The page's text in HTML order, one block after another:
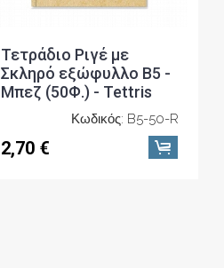
Τετράδιο Ριγέ με
Σκληρό εξώφυλλο Β5 -
Μπεζ (50Φ.) - Tettris
Κωδικός: B5-50-R
2,70 €